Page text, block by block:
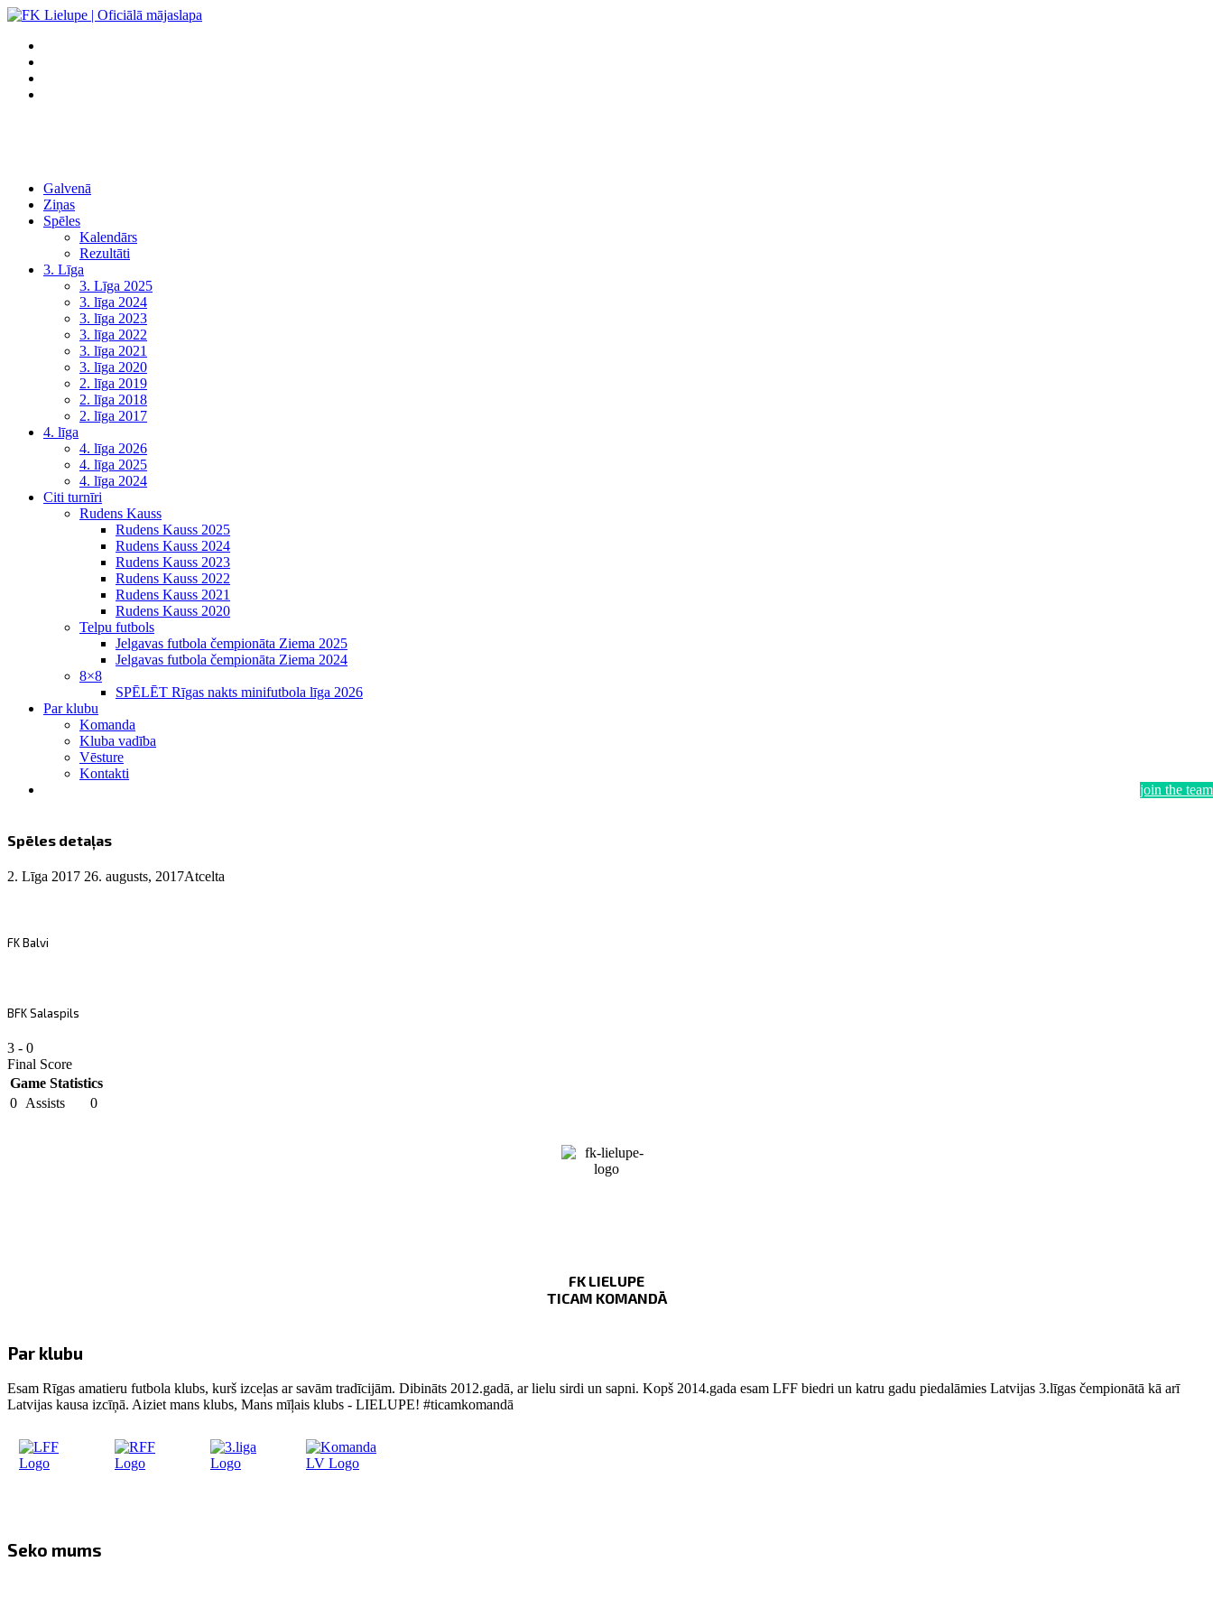
Galvenā
Ziņas
Spēles
Kalendārs
Rezultāti
3. Līga
3. Līga 2025
3. līga 2024
3. līga 2023
3. līga 2022
3. līga 2021
3. līga 2020
2. līga 2019
2. līga 2018
2. līga 2017
4. līga
4. līga 2026
4. līga 2025
4. līga 2024
Citi turnīri
Rudens Kauss
Rudens Kauss 2025
Rudens Kauss 2024
Rudens Kauss 2023
Rudens Kauss 2022
Rudens Kauss 2021
Rudens Kauss 2020
Telpu futbols
Jelgavas futbola čempionāta Ziema 2025
Jelgavas futbola čempionāta Ziema 2024
8×8
SPĒLĒT Rīgas nakts minifutbola līga 2026
Par klubu
Komanda
Kluba vadība
Vēsture
Kontakti
join the team
Spēles detaļas
2. Līga 2017 26. augusts, 2017Atcelta
FK Balvi
BFK Salaspils
3 - 0
Final Score
Game Statistics
0 Assists 0
FK LIELUPE
TICAM KOMANDĀ
Par klubu
Esam Rīgas amatieru futbola klubs, kurš izceļas ar savām tradīcijām. Dibināts 2012.gadā, ar lielu sirdi un sapni. Kopš 2014.gada esam LFF biedri un katru gadu piedalāmies Latvijas 3.līgas čempionātā kā arī
Latvijas kausa izcīņā. Aiziet mans klubs, Mans mīļais klubs - LIELUPE! #ticamkomandā
Seko mums